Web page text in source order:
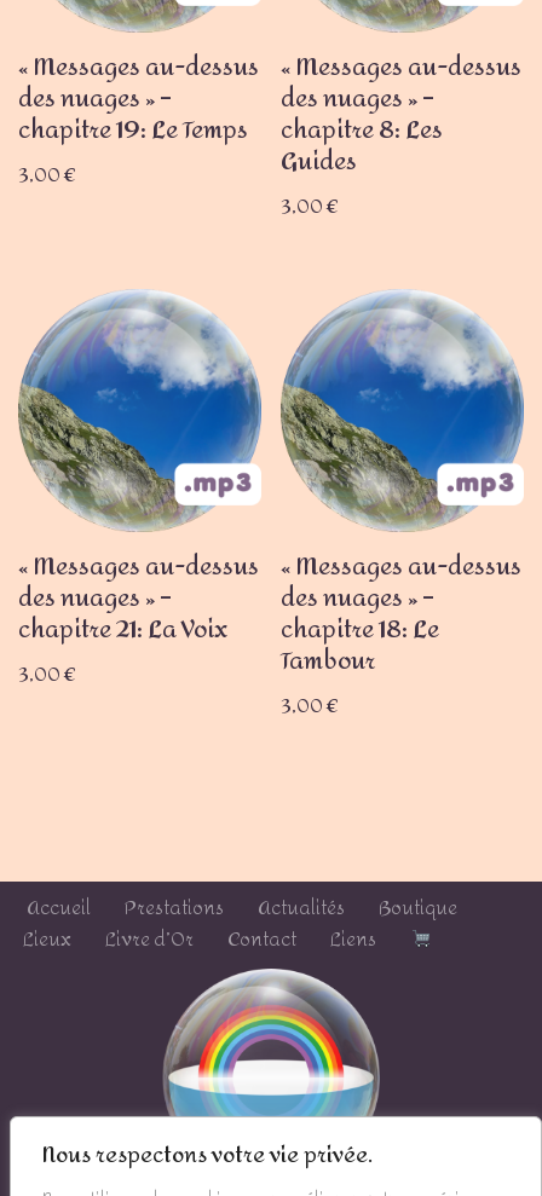
Nous respectons votre vie privée.
« Messages au-dessus
des nuages » –
chapitre 19: Le Temps
3,00€
« Messages au-dessus
des nuages » –
chapitre 8: Les
Guides
3,00€
« Messages au-dessus
des nuages » –
chapitre 21: La Voix
3,00€
« Messages au-dessus
des nuages » –
chapitre 18: Le
Tambour
3,00€
Accueil Prestations Actualités
Boutique
Lieux
Livre d’Or Contact Liens